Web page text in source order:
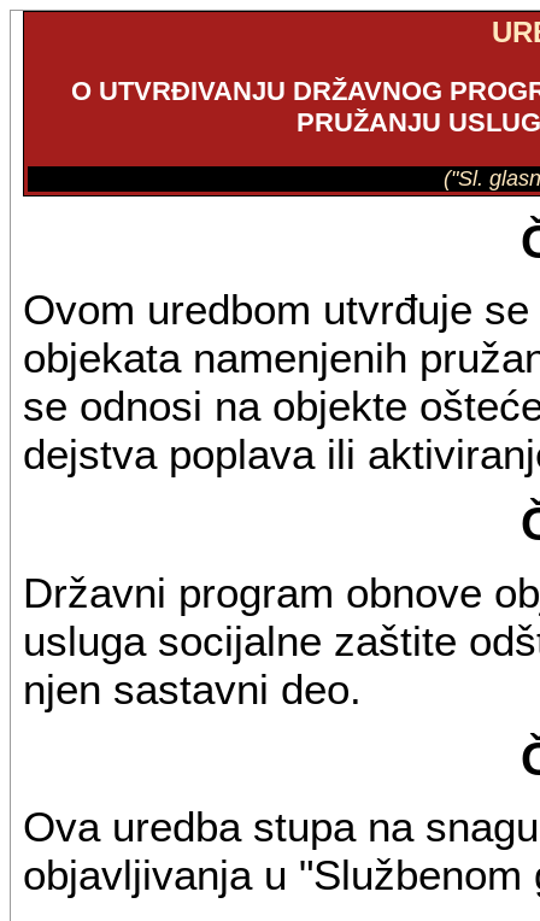
O UTVRĐIVANJU DRŽAVNOG
PRUŽANJU
("Sl.
Ovom uredbom utvrđuje
objekata namenjenih
se odnosi na objekte
dejstva poplava ili
Državni program obnove
usluga socijalne zaštite
njen sastavni deo.
Ova uredba stupa na
objavljivanja u